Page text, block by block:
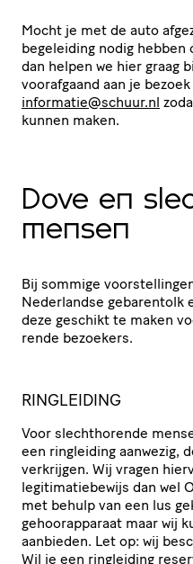
Mocht je met de auto
begeleiding nodig
dan helpen we hier graag
voorafgaand aan je
informatie@​schuur.​nl
kunnen maken.
Dove en
mensen
Bij sommige
Nederlandse gebarentolk
deze geschikt te maken
rende bezoekers.
RINGLEIDING
Voor slecht­ho­rende
een ringleiding aanwezig,
verkrijgen. Wij vragen
legi­ti­ma­tie­be­wijs dan wel
met behulp van een lus
gehoor­ap­pa­raat maar wij
aanbieden. Let op: wij
Wil je een ringleiding